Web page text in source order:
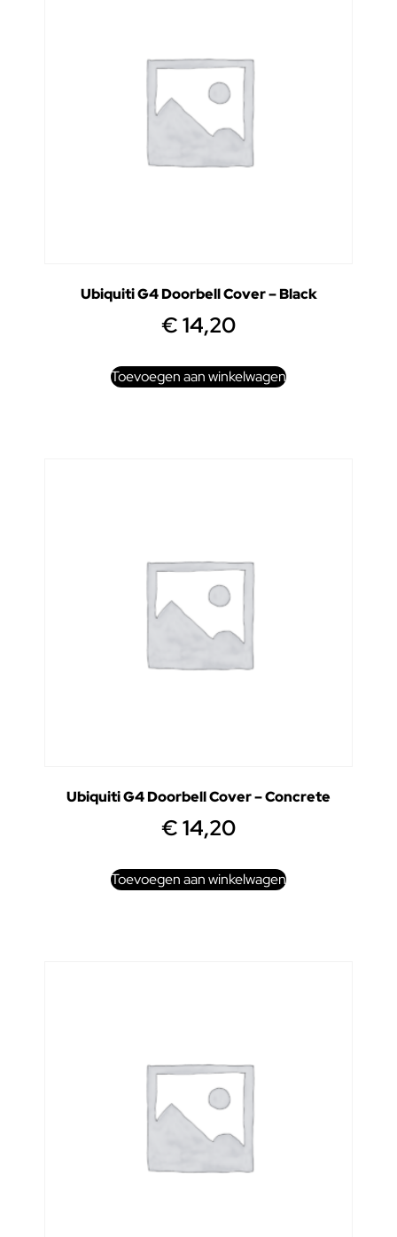
Ubiquiti G4 Doorbell Cover – Black
€14,20
Toevoegen aan winkelwagen
Ubiquiti G4 Doorbell Cover – Concrete
€14,20
Toevoegen aan winkelwagen